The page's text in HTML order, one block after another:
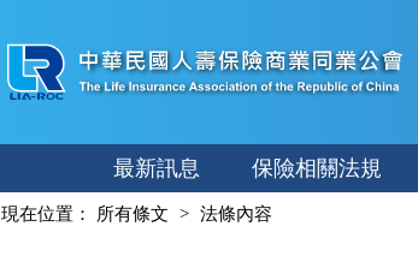
最新訊息 保險相關法規
現在位置： 所有條文 法條內容